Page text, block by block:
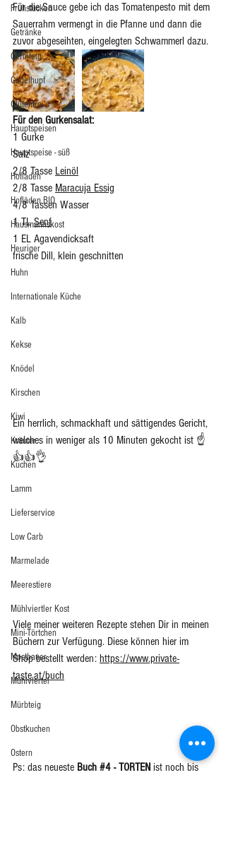
Frühstücken
Getränke
Germteig
Gugelhupf
Glutenfrei
Hauptspeisen
Hauptspeise - süß
Hofladen
Hofläden BIO
Hausmannskost
Heuriger
Huhn
Internationale Küche
Kalb
Kekse
Knödel
Kirschen
Kiwi
Kräuter
Kuchen
Lamm
Lieferservice
Low Carb
Marmelade
Meerestiere
Mühlviertler Kost
Mini-Törtchen
Mostbauer
Mühlviertel
Mürbteig
Obstkuchen
Ostern
Für die Sauce gebe ich das Tomatenpesto mit dem
Sauerrahm vermengt in die Pfanne und dann die
zuvor abgeseihten, eingelegten Schwammerl dazu.
Für den Gurkensalat:
1 Gurke
Salz
2/8 Tasse Leinöl
2/8 Tasse Maracuja Essig
4/8 Tassen Wasser
1 TL Senf
1 EL Agavendicksaft
frische Dill, klein geschnitten
Ein herrlich, schmackhaft und sättigendes Gericht,
welches in weniger als 10 Minuten gekocht ist ☝️
👍👍👌
Viele meiner weiteren Rezepte stehen Dir in meinen
Büchern zur Verfügung. Diese können hier im
Shop bestellt werden: https://www.private-
taste.at/buch
Ps: das neueste Buch #4 - TORTEN ist noch bis